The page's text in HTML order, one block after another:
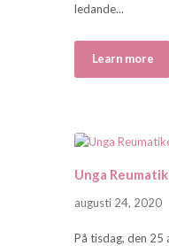
ledande...
Learn more
Unga
augusti 24, 2020
På tisdag, den 25